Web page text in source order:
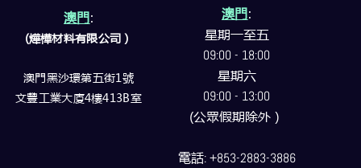
澳門:
(燁樺材料有限公司）
澳門黑沙環第五街1號
文豐工業大廈4樓413B室
澳門:
星期一至五
09:00 - 18:00
星期六
09:00 - 13:00
(公眾假期除外）
電話: +853-2883-3886